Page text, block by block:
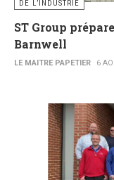
DE L’INDUSTRIE
ST Group
Barnwell
LE MAITRE PAPETIER 6